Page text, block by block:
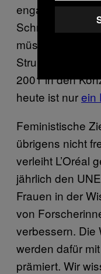
engagieren, als
Schmink-Palette
müsste L’Oréal
Strukturen
2001 in den
heute ist nur ein
Feministische
übrigens nicht
verleiht L’Oréal
jährlich den
Frauen in der
von
verbessern. Die
werden dafür
prämiert. Wir